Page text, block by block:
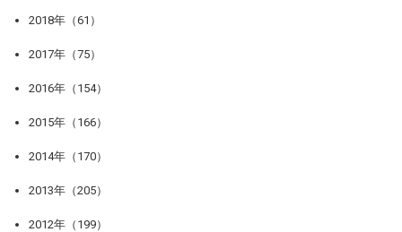
2018年（61）
2017年（75）
2016年（154）
2015年（166）
2014年（170）
2013年（205）
2012年（199）